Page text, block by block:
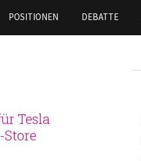
POSITIONEN DEBATTE
Tesla